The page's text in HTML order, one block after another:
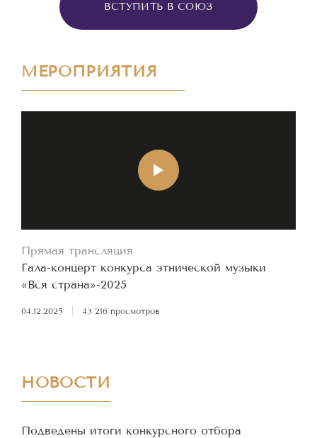
ВСТУПИТЬ В СОЮЗ
МЕРОПРИЯТИЯ
Прямая трансляция
Гала-концерт конкурса этнической музыки
«Вся страна»-2025
04.12.2025 43 216 просмотров
НОВОСТИ
Подведены итоги конкурсного отбора